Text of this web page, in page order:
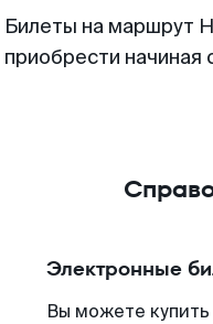
Билеты на маршрут
приобрести
Электронные
Вы можете